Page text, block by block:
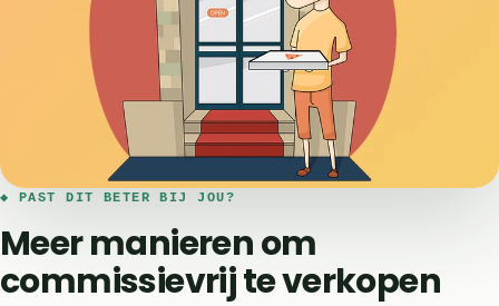
◆ PAST DIT BETER BIJ JOU?
Meer manieren om
commissievrij te verkopen